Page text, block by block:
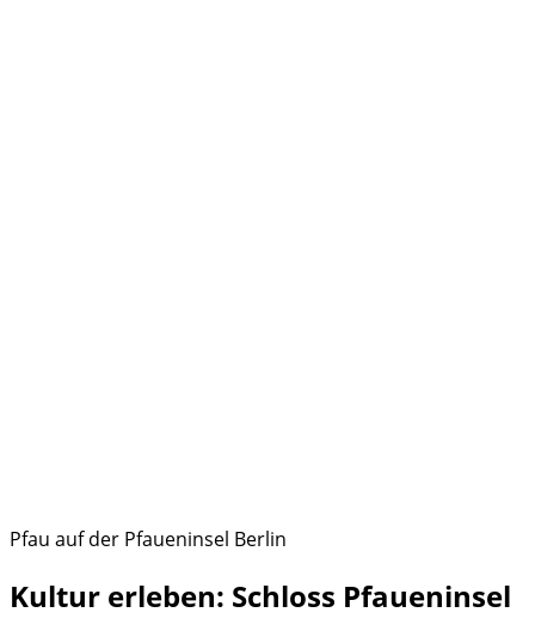
Pfau auf der Pfaueninsel Berlin
Kultur erleben: Schloss Pfaueninsel